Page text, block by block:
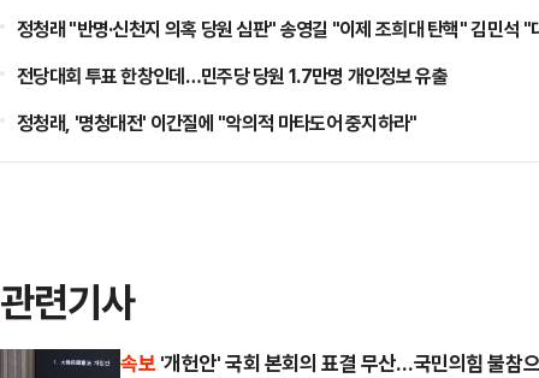
정청래 "반명·신천지 의혹 당원 심판" 송영길 "이제 조희대 탄핵" 김민석 "
전당대회 투표 한창인데…민주당 당원 1.7만명 개인정보 유출
정청래, '명청대전' 이간질에 "악의적 마타도어 중지하라"
관련기사
속보 '개헌안' 국회 본회의 표결 무산…국민의힘 불참